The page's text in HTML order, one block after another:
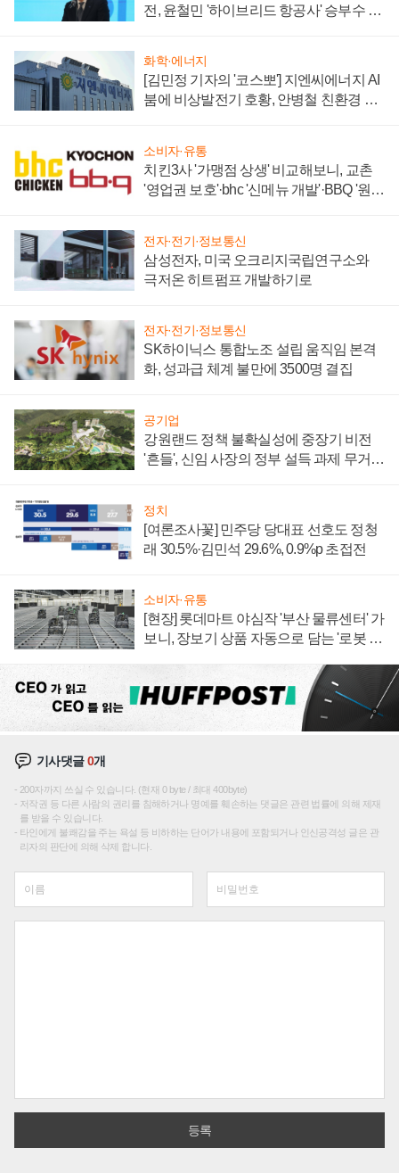
전, 윤철민 '하이브리드 항공사' 승부수 통
화학·에너지
[김민정 기자의 '코스뽀'] 지엔씨에너지 AI
붐에 비상발전기 호황, 안병철 친환경 에
소비자·유통
치킨3사 '가맹점 상생' 비교해보니, 교촌
'영업권 보호'·bhc '신메뉴 개발'·BBQ '원가
전자·전기·정보통신
삼성전자, 미국 오크리지국립연구소와
극저온 히트펌프 개발하기로
전자·전기·정보통신
SK하이닉스 통합노조 설립 움직임 본격
화, 성과급 체계 불만에 3500명 결집
공기업
강원랜드 정책 불확실성에 중장기 비전
'흔들', 신임 사장의 정부 설득 과제 무거워
정치
[여론조사꽃] 민주당 당대표 선호도 정청
래 30.5%·김민석 29.6%, 0.9%p 초접전
소비자·유통
[현장] 롯데마트 야심작 '부산 물류센터' 가
보니, 장보기 상품 자동으로 담는 '로봇 40
기사댓글0개
200자까지 쓰실 수 있습니다. (현재 0 byte / 최대 400byte)
저작권 등 다른 사람의 권리를 침해하거나 명예를 훼손하는 댓글은 관련 법률에 의해 제재
를 받을 수 있습니다.
타인에게 불쾌감을 주는 욕설 등 비하하는 단어가 내용에 포함되거나 인신공격성 글은 관
리자의 판단에 의해 삭제 합니다.